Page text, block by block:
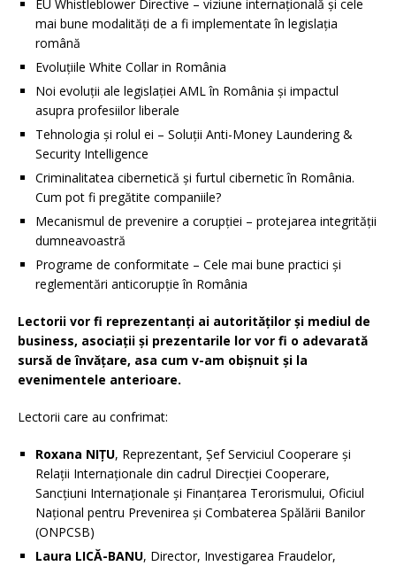
EU Whistleblower Directive – viziune internațională și cele
mai bune modalități de a fi implementate în legislația
română
Evoluțiile White Collar in România
Noi evoluții ale legislației AML în România și impactul
asupra profesiilor liberale
Tehnologia și rolul ei – Soluții Anti-Money Laundering &
Security Intelligence
Criminalitatea cibernetică și furtul cibernetic în România.
Cum pot fi pregătite companiile?
Mecanismul de prevenire a corupției – protejarea integrității
dumneavoastră
Programe de conformitate – Cele mai bune practici și
reglementări anticorupție în România
Lectorii vor fi reprezentanți ai autorităților și mediul de
business, asociații și prezentarile lor vor fi o adevarată
sursă de învățare, asa cum v-am obișnuit și la
evenimentele anterioare.
Lectorii care au confrimat:
Roxana NIȚU, Reprezentant, Șef Serviciul Cooperare și
Relații Internaționale din cadrul Direcției Cooperare,
Sancțiuni Internaționale și Finanțarea Terorismului, Oficiul
Național pentru Prevenirea și Combaterea Spălării Banilor
(ONPCSB)
Laura LICĂ-BANU, Director, Investigarea Fraudelor,